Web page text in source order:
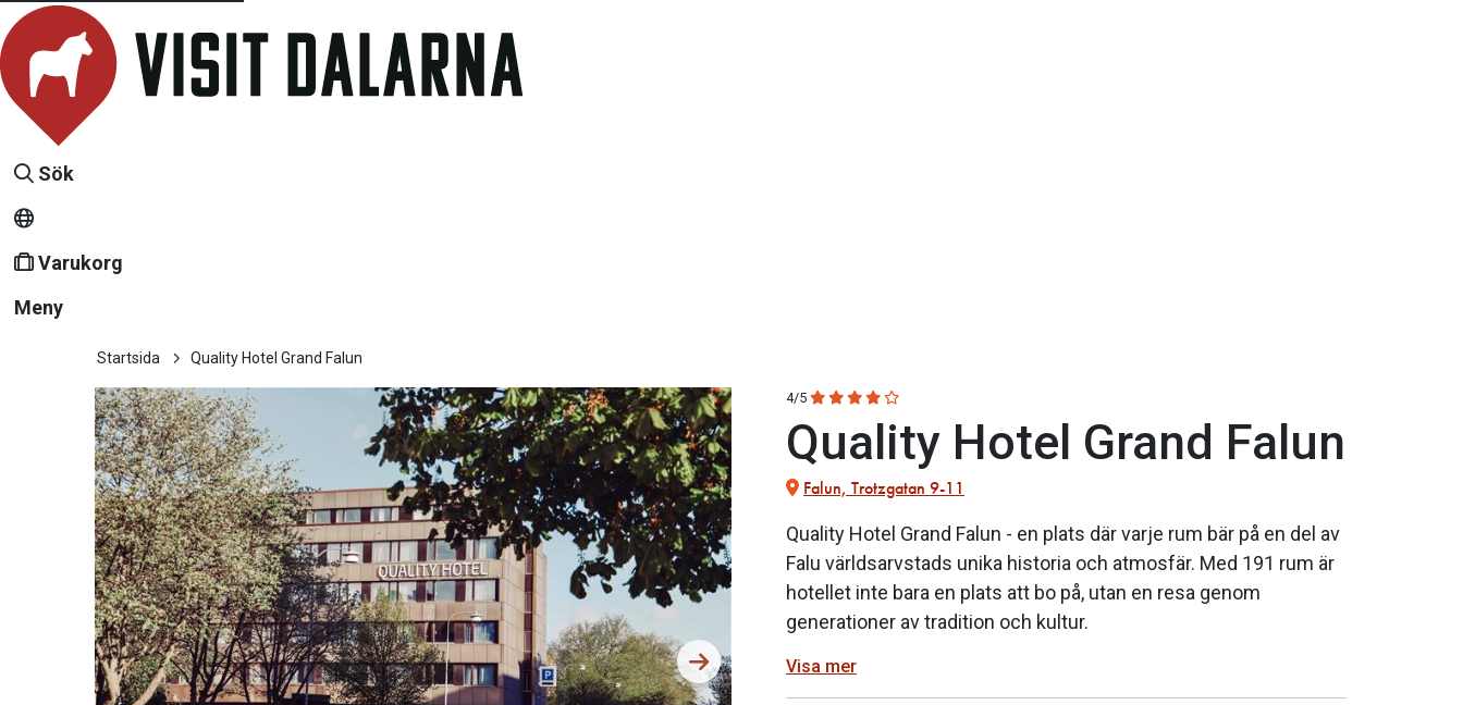
Sök
Varukorg
Meny
Startsida Quality Hotel Grand Falun
4/5
Quality Hotel Grand Falun
Falun, Trotzgatan 9-11
Quality Hotel Grand Falun - en plats där varje rum bär på en del av
Falu världsarvstads unika historia och atmosfär. Med 191 rum är
hotellet inte bara en plats att bo på, utan en resa genom
generationer av tradition och kultur.
Visa mer